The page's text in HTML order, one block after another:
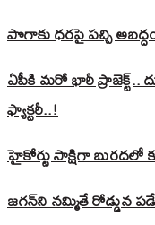
పొగాకు ధరపై పచ్చి
ఏపీకి మరో భారీ ప్రాజెక్ట్..
ఫ్యాక్టరీ..!
హైకోర్టు సాక్షిగా బురదలో
జగన్‌ని నమ్మితే రోడ్డున